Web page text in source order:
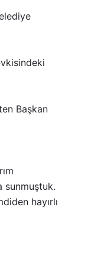
Başkan
sunmuştuk.
hayırlı